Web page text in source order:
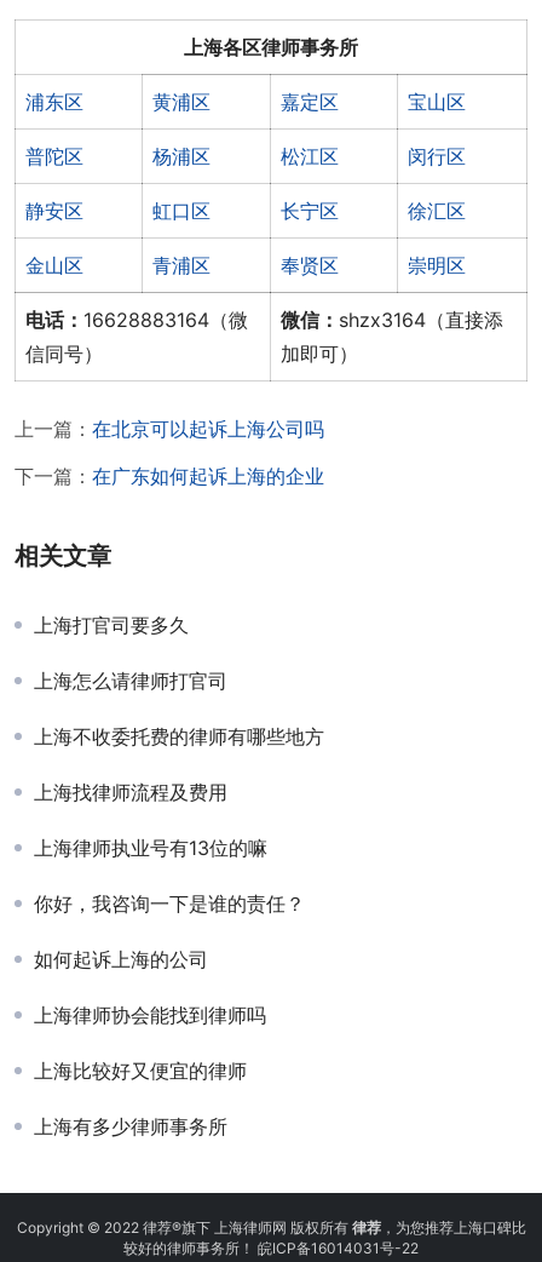
上海各区律师事务所
浦东区 黄浦区 嘉定区 宝山区
普陀区 杨浦区 松江区 闵行区
静安区 虹口区 长宁区 徐汇区
金山区 青浦区 奉贤区 崇明区
电话： 16628883164（微
信同号）
微信： shzx3164（直接添
加即可）
上一篇： 在北京可以起诉上海公司吗
下一篇： 在广东如何起诉上海的企业
相关文章
上海打官司要多久
上海怎么请律师打官司
上海不收委托费的律师有哪些地方
上海找律师流程及费用
上海律师执业号有13位的嘛
你好，我咨询一下是谁的责任？
如何起诉上海的公司
上海律师协会能找到律师吗
上海比较好又便宜的律师
上海有多少律师事务所
Copyright © 2022 律荐®旗下 上海律师网 版权所有 律荐，为您推荐上海口碑比
较好的律师事务所！ 皖ICP备16014031号-22